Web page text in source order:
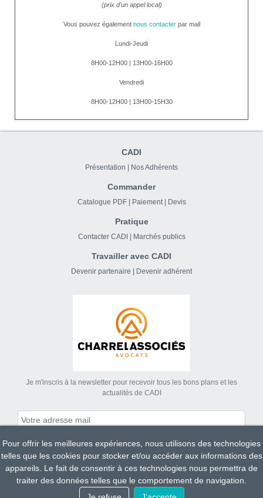
(prix d'un appel local)
Vous pouvez également nous contacterpar mail
Lundi-Jeudi
8H00-12H00 | 13H00-16H00
Vendredi
8H00-12H00 | 13H00-15H30
CADI
Présentation | Nos Adhérents
Commander
Catalogue PDF | Paiement | Devis
Pratique
Contacter CADI | Marchés publics
Travailler avec CADI
Devenir partenaire | Devenir adhérent
Je m'inscris à la newsletter pour recevoir tous les bons plans et les
actualités de CADI
S'abonner
Tous droits réservés CADI 2023.
Pour offrir les meilleures expériences, nous utilisons des technologies
telles que les cookies pour stocker et/ou accéder aux informations des
appareils. Le fait de consentir à ces technologies nous permettra de
traiter des données telles que le comportement de navigation.